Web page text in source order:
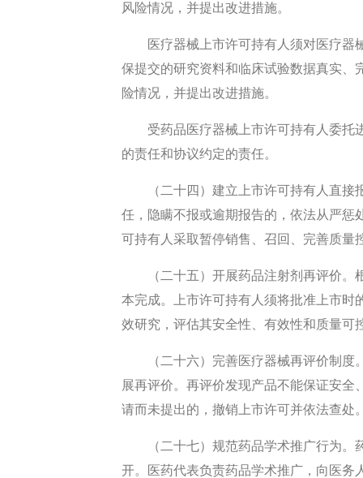
风险情况，并提出改进措施。
医疗器械上市许可持有人须对医疗
保提交的研究资料和临床试验数据真实、
险情况，并提出改进措施。
受药品医疗器械上市许可持有人委托
的责任和协议约定的责任。
（二十四）建立上市许可持有人直
任，隐瞒不报或逾期报告的，依法从严惩
可持有人采取暂停销售、召回、完善质量
（二十五）开展药品注射剂再评价
本完成。上市许可持有人须将批准上市时
效研究，评估其安全性、有效性和质量可
（二十六）完善医疗器械再评价制
展再评价。再评价发现产品不能保证安
请而未提出的，撤销上市许可并依法查处
（二十七）规范药品学术推广行为
开。医药代表负责药品学术推广，向医务